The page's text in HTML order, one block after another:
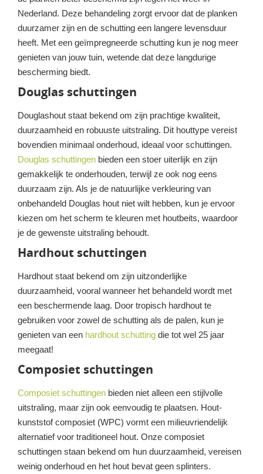
Nederland. Deze behandeling zorgt ervoor dat de planken
duurzamer zijn en de schutting een langere levensduur
heeft. Met een geïmpregneerde schutting kun je nog meer
genieten van jouw tuin, wetende dat deze langdurige
bescherming biedt.
Douglas schuttingen
Douglashout staat bekend om zijn prachtige kwaliteit,
duurzaamheid en robuuste uitstraling. Dit houttype vereist
bovendien minimaal onderhoud, ideaal voor schuttingen.
Douglas schuttingen bieden een stoer uiterlijk en zijn
gemakkelijk te onderhouden, terwijl ze ook nog eens
duurzaam zijn. Als je de natuurlijke verkleuring van
onbehandeld Douglas hout niet wilt hebben, kun je ervoor
kiezen om het scherm te kleuren met houtbeits, waardoor
je de gewenste uitstraling behoudt.
Hardhout schuttingen
Hardhout staat bekend om zijn uitzonderlijke
duurzaamheid, vooral wanneer het behandeld wordt met
een beschermende laag. Door tropisch hardhout te
gebruiken voor zowel de schutting als de palen, kun je
genieten van een hardhout schutting die tot wel 25 jaar
meegaat!
Composiet schuttingen
Composiet schuttingen bieden niet alleen een stijlvolle
uitstraling, maar zijn ook eenvoudig te plaatsen. Hout-
kunststof composiet (WPC) vormt een milieuvriendelijk
alternatief voor traditioneel hout. Onze composiet
schuttingen staan bekend om hun duurzaamheid, vereisen
weinig onderhoud en het hout bevat geen splinters.